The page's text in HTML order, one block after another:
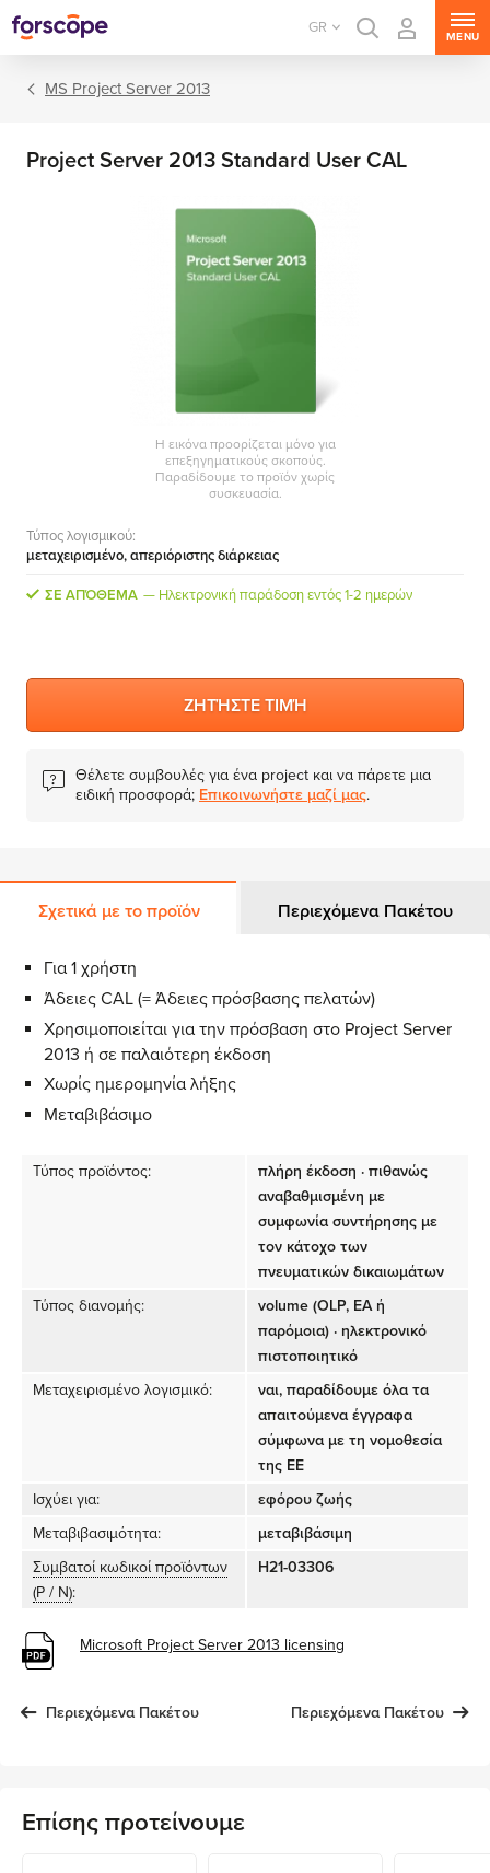
GR
MENU
MS Exchange Server
MS SharePoint Server
MS Project Server
MS System Center
MS Project Server 2013
Project Server 2013 Standard User CAL
Η εικόνα προορίζεται μόνο για
επεξηγηματικούς σκοπούς.
Παραδίδουμε το προϊόν χωρίς
συσκευασία.
Τύπος λογισμικού:
μεταχειρισμένο, απεριόριστης διάρκειας
ΣΕ ΑΠΌΘΕΜΑ Ηλεκτρονική παράδοση εντός 1-2 ημερών
ΖΗΤΉΣΤΕ ΤΙΜΉ
Θέλετε συμβουλές για ένα project και να πάρετε μια
ειδική προσφορά; Επικοινωνήστε μαζί μας.
Σχετικά με το προϊόν Περιεχόμενα Πακέτου
Για 1 χρήστη
Άδειες CAL (= Άδειες πρόσβασης πελατών)
Χρησιμοποιείται για την πρόσβαση στο Project Server
2013 ή σε παλαιότερη έκδοση
Χωρίς ημερομηνία λήξης
Μεταβιβάσιμο
Τύπος προϊόντος:
πλήρη έκδοση · πιθανώς
αναβαθμισμένη με
συμφωνία συντήρησης με
τον κάτοχο των
πνευματικών δικαιωμάτων
Τύπος διανομής:
volume (OLP, EA ή
παρόμοια) · ηλεκτρονικό
πιστοποιητικό
Μεταχειρισμένο λογισμικό:
ναι, παραδίδουμε όλα τα
απαιτούμενα έγγραφα
σύμφωνα με τη νομοθεσία
της ΕΕ
Ισχύει για:
εφόρου ζωής
Μεταβιβασιμότητα:
μεταβιβάσιμη
Συμβατοί κωδικοί προϊόντων
(P / N):
H21-03306
Microsoft Project Server 2013 licensing
Περιεχόμενα Πακέτου Περιεχόμενα Πακέτου
Επίσης προτείνουμε